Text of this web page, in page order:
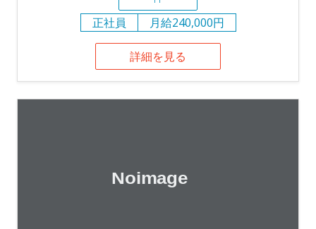
正社員
月給240,000円
詳細を見る